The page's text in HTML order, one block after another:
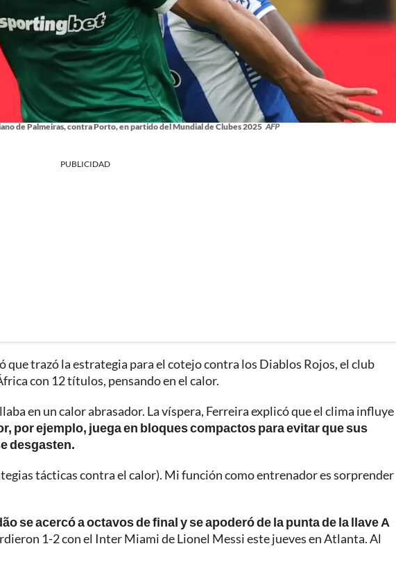
de Palmeiras, contra Porto, en partido del Mundial de Clubes 2025 AFP
PUBLICIDAD
que trazó la estrategia para el cotejo contra los Diablos Rojos, el club
con 12 títulos, pensando en el calor.
en un calor abrasador. La víspera, Ferreira explicó que el clima influye
por ejemplo, juega en bloques compactos para evitar que sus
desgasten.
tácticas contra el calor). Mi función como entrenador es sorprender
se acercó a octavos de final y se apoderó de la punta de la llave A
1-2 con el Inter Miami de Lionel Messi este jueves en Atlanta. Al